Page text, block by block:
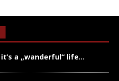
a „wanderful“ life…